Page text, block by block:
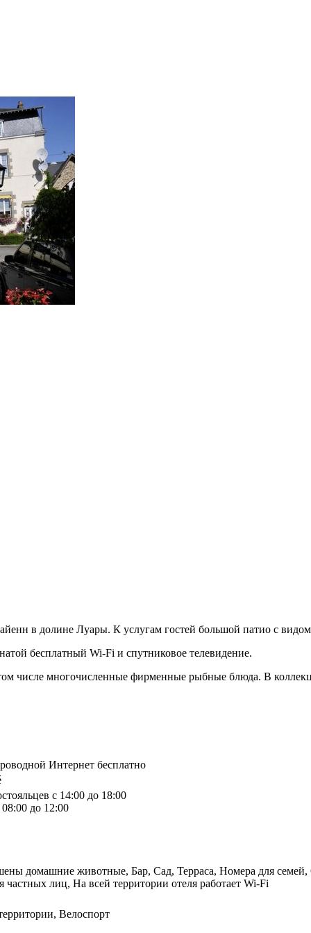
в долине Луары. К услугам гостей большой патио с
бесплатный Wi-Fi и спутниковое телевидение.
числе многочисленные фирменные рыбные блюда. В
Интернет бесплатно
с 14:00 до 18:00
до 12:00
домашние животные, Бар, Сад, Терраса, Номера для
частных лиц, На всей территории отеля работает Wi-Fi
Велоспорт